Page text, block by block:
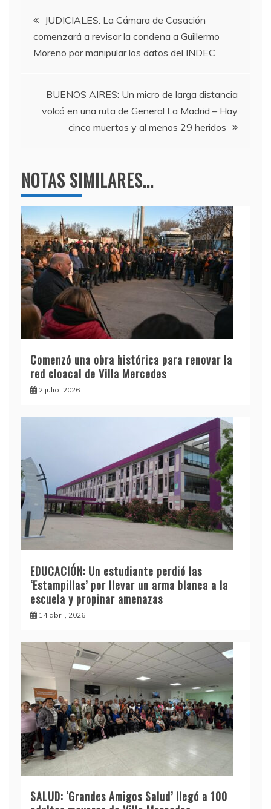
b
o
o
a
m
A
p
p
Navegación
de
JUDICIALES: La Cámara de Casación
comenzará a revisar la condena a Guillermo
Moreno por manipular los datos del INDEC
BUENOS AIRES: Un micro de larga distancia
volcó en una ruta de General La Madrid – Hay
cinco muertos y al menos 29 heridos
NOTAS SIMILARES...
Comenzó una obra histórica para renovar la
red cloacal de Villa Mercedes
2 julio, 2026
EDUCACIÓN: Un estudiante perdió las
‘Estampillas’ por llevar un arma blanca a la
escuela y propinar amenazas
14 abril, 2026
SALUD: ‘Grandes Amigos Salud’ llegó a 100